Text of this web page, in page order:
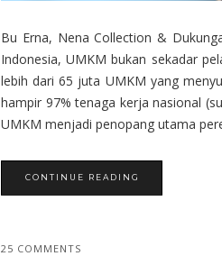
Bu Erna, Nena Collection &
Indonesia, UMKM bukan sekadar
lebih dari 65 juta UMKM yang
hampir 97% tenaga kerja nasional
UMKM menjadi penopang utama
CONTINUE READING
25 COMMENTS